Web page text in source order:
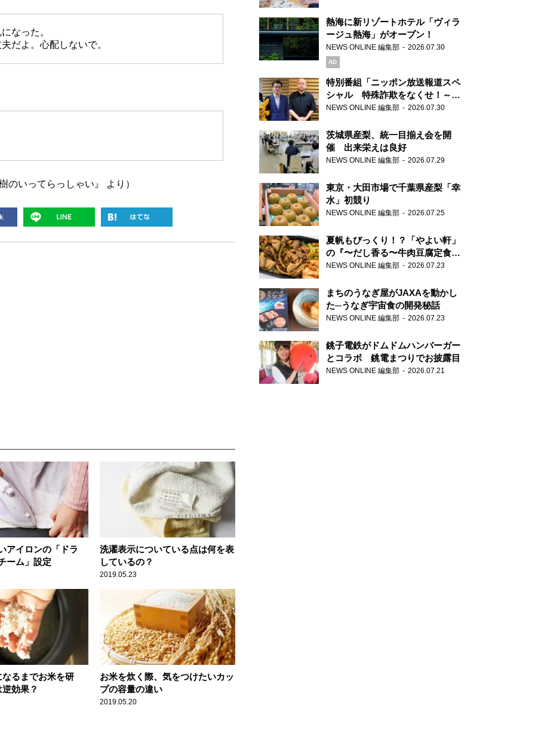
なった。
だよ。心配しないで。
いってらっしゃい』 より）
アイロンの「ドラ
ーム」設定
洗濯表示についている点は何を表
しているの？
2019.05.23
るまでお米を研
効果？
お米を炊く際、気をつけたいカッ
プの容量の違い
2019.05.20
熱海に新リゾートホテル「ヴィラ
ージュ熱海」がオープン！
NEWS ONLINE 編集部 2026.07.30
AD
特別番組「ニッポン放送報道スペ
シャル 特殊詐欺をなくせ！～被
害者・加害者・警視庁が語るトク
NEWS ONLINE 編集部 2026.07.30
茨城県産梨、統一目揃え会を開
催 出来栄えは良好
NEWS ONLINE 編集部 2026.07.29
東京・大田市場で千葉県産梨「幸
水」初競り
NEWS ONLINE 編集部 2026.07.25
夏帆もびっくり！？「やよい軒」
の『〜だし香る〜牛肉豆腐定食』
が香り高すぎる
NEWS ONLINE 編集部 2026.07.23
まちのうなぎ屋がJAXAを動かし
た─うなぎ宇宙食の開発秘話
NEWS ONLINE 編集部 2026.07.23
銚子電鉄がドムドムハンバーガー
とコラボ 銚電まつりでお披露目
NEWS ONLINE 編集部 2026.07.21